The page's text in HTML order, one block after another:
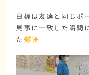
目標は友達と同じポ
見事に一致した瞬間
た